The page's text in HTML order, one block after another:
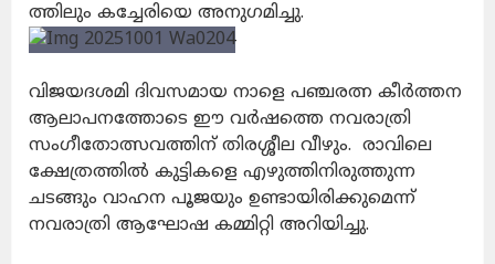
ത്തിലും കച്ചേരിയെ അനുഗമിച്ചു.
വിജയദശമി ദിവസമായ നാളെ പഞ്ചരത്ന കീർത്തന
ആലാപനത്തോടെ ഈ വർഷത്തെ നവരാത്രി
സംഗീതോത്സവത്തിന് തിരശ്ശീല വീഴും. രാവിലെ
ക്ഷേത്രത്തിൽ കുട്ടികളെ എഴുത്തിനിരുത്തുന്ന
ചടങ്ങും വാഹന പൂജയും ഉണ്ടായിരിക്കുമെന്ന്
നവരാത്രി ആഘോഷ കമ്മിറ്റി അറിയിച്ചു.